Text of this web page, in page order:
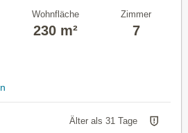
Wohnfläche
230 m²
Zimmer
7
Älter als 31 Tage